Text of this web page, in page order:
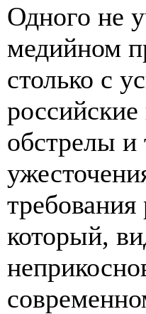
Одного не
медийном
столько с
российские
обстрелы и
который,